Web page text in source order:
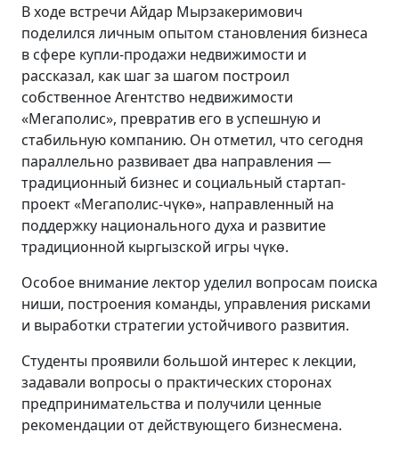
В ходе встречи Айдар Мырзакеримович
поделился личным опытом становления бизнеса
в сфере купли-продажи недвижимости и
рассказал, как шаг за шагом построил
собственное Агентство недвижимости
«Мегаполис», превратив его в успешную и
стабильную компанию. Он отметил, что сегодня
параллельно развивает два направления —
традиционный бизнес и социальный стартап-
проект «Мегаполис-чүкө», направленный на
поддержку национального духа и развитие
традиционной кыргызской игры чүкө.
Особое внимание лектор уделил вопросам поиска
ниши, построения команды, управления рисками
и выработки стратегии устойчивого развития.
Студенты проявили большой интерес к лекции,
задавали вопросы о практических сторонах
предпринимательства и получили ценные
рекомендации от действующего бизнесмена.